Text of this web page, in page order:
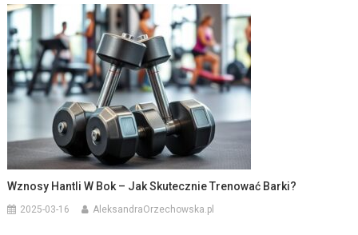
Wznosy Hantli W Bok – Jak Skutecznie Trenować Barki?
2025-03-16 AleksandraOrzechowska.pl